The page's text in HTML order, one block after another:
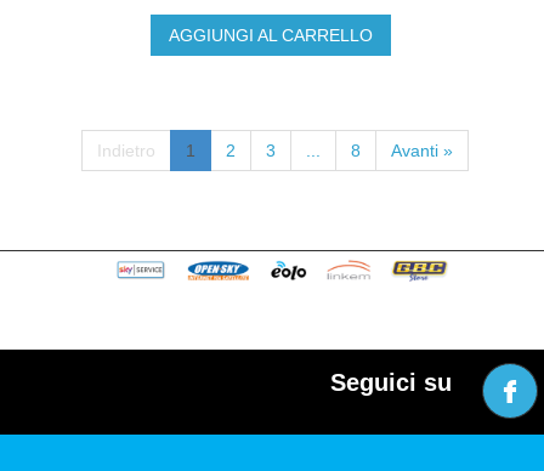
AGGIUNGI AL CARRELLO
Indietro 1 2 3 8 Avanti »
Seguici su